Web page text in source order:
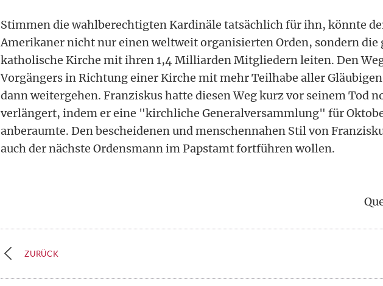
Stimmen die wahlberechtigten Kardinäle tatsächlich für ihn, könnte
Amerikaner nicht nur einen weltweit organisierten Orden, sondern die
katholische Kirche mit ihren 1,4 Milliarden Mitgliedern leiten. Den
Vorgängers in Richtung einer Kirche mit mehr Teilhabe aller
dann weitergehen. Franziskus hatte diesen Weg kurz vor seinem Tod
verlängert, indem er eine "kirchliche Generalversammlung" für
anberaumte. Den bescheidenen und menschennahen Stil von
auch der nächste Ordensmann im Papstamt fortführen wollen.
ZURÜCK